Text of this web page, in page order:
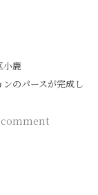
日（日）
comment
小鹿
ンのパースが完成し
comment